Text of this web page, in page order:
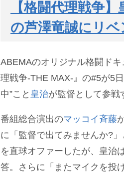
【格闘代理戦争
の芦澤竜誠にリ
ABEMAのオリジナル格闘ド
理戦争-THE MAX-』の#5が5
中”こと 皇治が監督として参戦
番組総合演出のマッコイ斉藤
に「監督で出てみませんか?
を直球オファーしたが、皇治
答。さらに「またマイクを投